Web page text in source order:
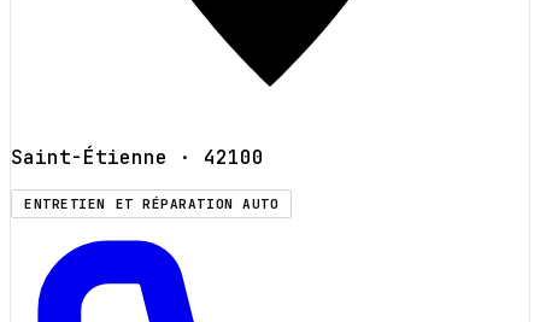
Saint-Étienne · 42100
ENTRETIEN ET RÉPARATION AUTO